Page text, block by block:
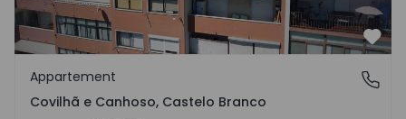
Covilhã e Canhoso, Castelo Branco
Appartement
Covilhã e Canhoso, Castelo Branco